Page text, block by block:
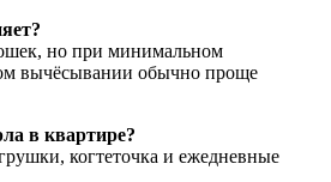
но при минимальном
вычёсывании обычно проще
в квартире?
когтеточка и ежедневные